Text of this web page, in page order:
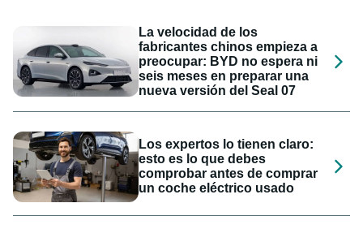
La velocidad de los
fabricantes chinos empieza a
preocupar: BYD no espera ni
seis meses en preparar una
nueva versión del Seal 07
Los expertos lo tienen claro:
esto es lo que debes
comprobar antes de comprar
un coche eléctrico usado